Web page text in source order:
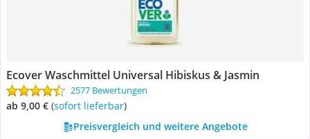
Ecover Waschmittel Universal Hibiskus & Jasmin
2577 Bewertungen
ab 9,00 € ( Sofort lieferbar)
Preisvergleich und weitere Angebote